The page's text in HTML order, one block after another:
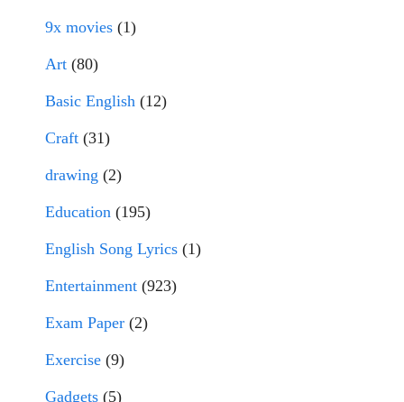
9x movies (1)
Art (80)
Basic English (12)
Craft (31)
drawing (2)
Education (195)
English Song Lyrics (1)
Entertainment (923)
Exam Paper (2)
Exercise (9)
Gadgets (5)